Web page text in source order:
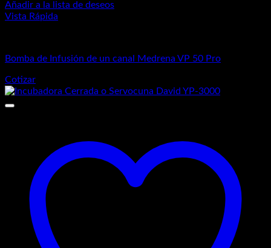
Añadir a la lista de deseos
Vista Rápida
Bomba de Infusión de un canal Medrena VP 50 Pro
Cotizar